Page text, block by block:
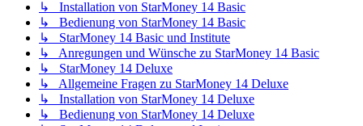
↳ Installation von StarMoney 14 Basic
↳ Bedienung von StarMoney 14 Basic
↳ StarMoney 14 Basic und Institute
↳ Anregungen und Wünsche zu StarMoney 14 Basic
↳ StarMoney 14 Deluxe
↳ Allgemeine Fragen zu StarMoney 14 Deluxe
↳ Installation von StarMoney 14 Deluxe
↳ Bedienung von StarMoney 14 Deluxe